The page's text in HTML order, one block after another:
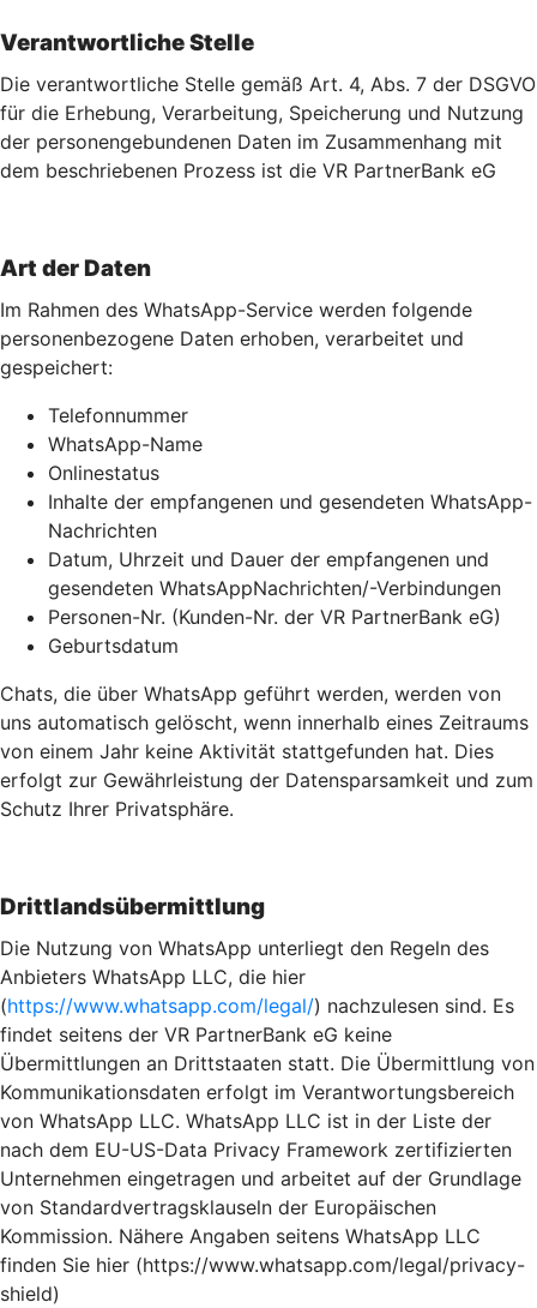
Verantwortliche Stelle
Die verantwortliche Stelle gemäß Art. 4, Abs. 7 der DSGVO
für die Erhebung, Verarbeitung, Speicherung und Nutzung
der personengebundenen Daten im Zusammenhang mit
dem beschriebenen Prozess ist die VR PartnerBank eG
Art der Daten
Im Rahmen des WhatsApp-Service werden folgende
personenbezogene Daten erhoben, verarbeitet und
gespeichert:
Telefonnummer
WhatsApp-Name
Onlinestatus
Inhalte der empfangenen und gesendeten WhatsApp-
Nachrichten
Datum, Uhrzeit und Dauer der empfangenen und
gesendeten WhatsAppNachrichten/-Verbindungen
Personen-Nr. (Kunden-Nr. der VR PartnerBank eG)
Geburtsdatum
Chats, die über WhatsApp geführt werden, werden von
uns automatisch gelöscht, wenn innerhalb eines Zeitraums
von einem Jahr keine Aktivität stattgefunden hat. Dies
erfolgt zur Gewährleistung der Datensparsamkeit und zum
Schutz Ihrer Privatsphäre.
Drittlandsübermittlung
Die Nutzung von WhatsApp unterliegt den Regeln des
Anbieters WhatsApp LLC, die hier
(https://www.whatsapp.com/legal/) nachzulesen sind. Es
findet seitens der VR PartnerBank eG keine
Übermittlungen an Drittstaaten statt. Die Übermittlung von
Kommunikationsdaten erfolgt im Verantwortungsbereich
von WhatsApp LLC. WhatsApp LLC ist in der Liste der
nach dem EU-US-Data Privacy Framework zertifizierten
Unternehmen eingetragen und arbeitet auf der Grundlage
von Standardvertragsklauseln der Europäischen
Kommission. Nähere Angaben seitens WhatsApp LLC
finden Sie hier (https://www.whatsapp.com/legal/privacy-
shield)